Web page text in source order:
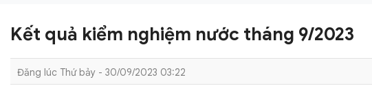
Kết quả kiểm nghiệm nước tháng 9/2023
Đăng lúc Thứ bảy - 30/09/2023 03:22